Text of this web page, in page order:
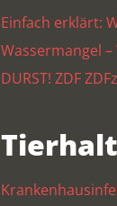
Einfach erklärt:
Wassermangel
DURST! ZDF